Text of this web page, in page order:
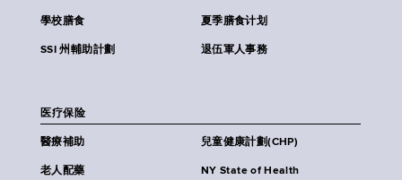
學校膳食 夏季膳食计划
SSI 州輔助計劃 退伍軍人事務
医疗保险
醫療補助 兒童健康計劃(CHP)
老人配藥 NY State of Health